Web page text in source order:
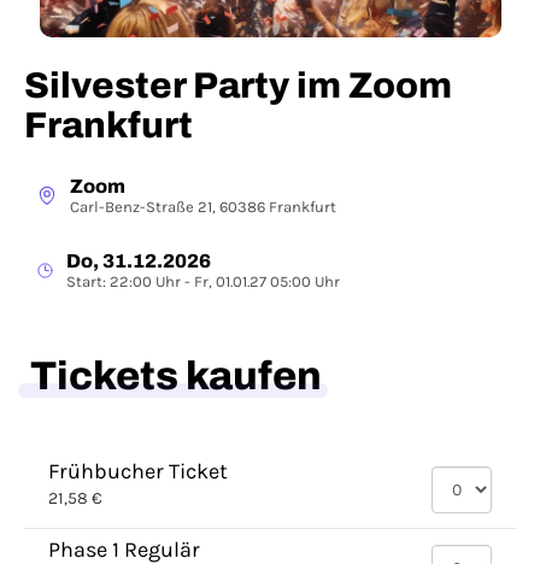
Silvester Party im Zoom
Frankfurt
Zoom
Carl-Benz-Straße 21, 60386 Frankfurt
Do, 31.12.2026
Start: 22:00 Uhr - Fr, 01.01.27 05:00 Uhr
Tickets kaufen
Frühbucher Ticket
21,58 €
Phase 1 Regulär